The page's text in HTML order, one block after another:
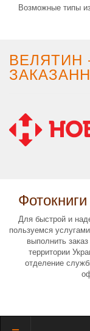
Возможные типы
ВЕЛЯТИН
Для быстрой и
пользуемся
выполнить
территории
отделение